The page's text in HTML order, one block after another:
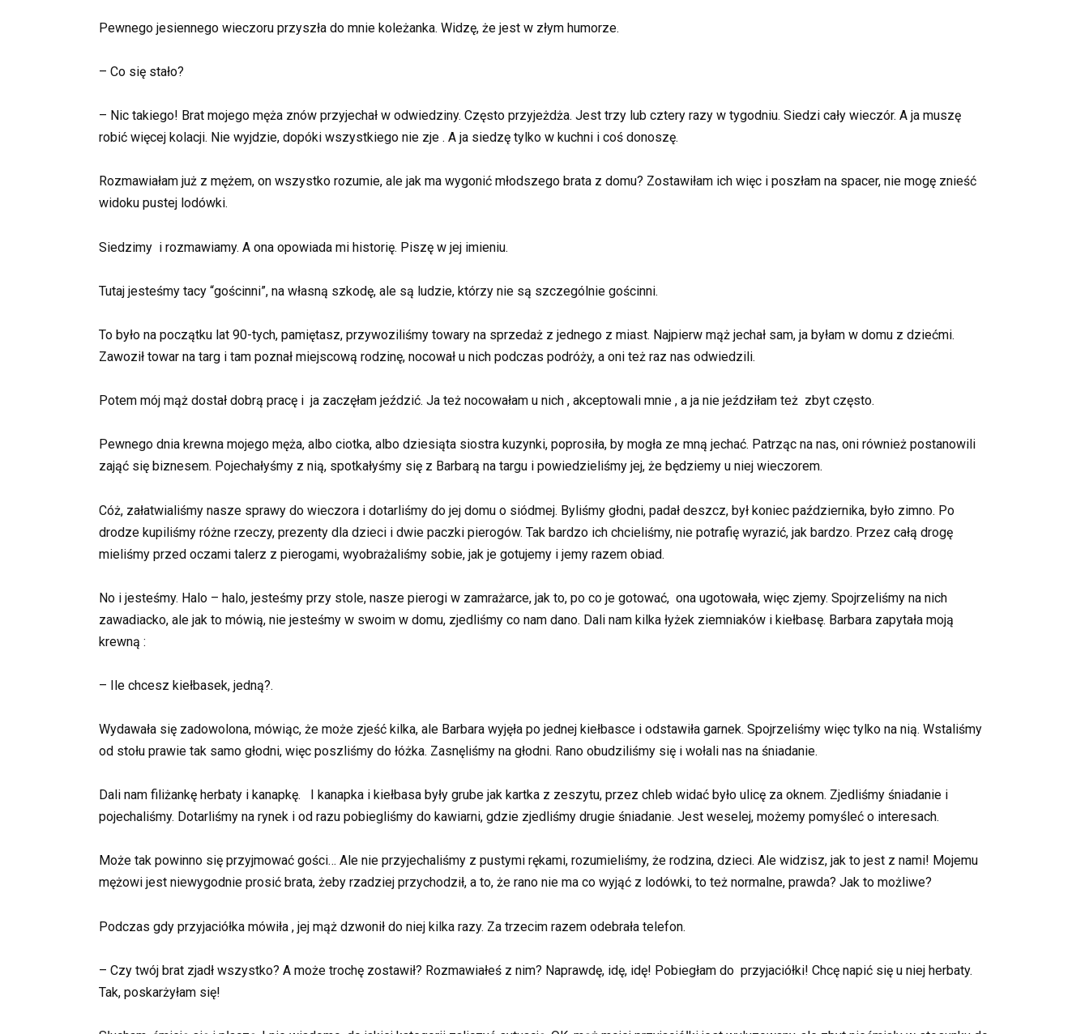
Pewnego jesiennego wieczoru przyszła do mnie koleżanka. Widzę, że jest w złym humorze.
– Co się stało?
– Nic takiego! Brat mojego męża znów przyjechał w odwiedziny. Często przyjeżdża. Jest trzy lub cztery razy w tygodniu. Siedzi cały wieczór. A ja muszę
robić więcej kolacji. Nie wyjdzie, dopóki wszystkiego nie zje . A ja siedzę tylko w kuchni i coś donoszę.
Rozmawiałam już z mężem, on wszystko rozumie, ale jak ma wygonić młodszego brata z domu? Zostawiłam ich więc i poszłam na spacer, nie mogę znieść
widoku pustej lodówki.
Siedzimy i rozmawiamy. A ona opowiada mi historię. Piszę w jej imieniu.
Tutaj jesteśmy tacy “gościnni”, na własną szkodę, ale są ludzie, którzy nie są szczególnie gościnni.
To było na początku lat 90-tych, pamiętasz, przywoziliśmy towary na sprzedaż z jednego z miast. Najpierw mąż jechał sam, ja byłam w domu z dziećmi.
Zawoził towar na targ i tam poznał miejscową rodzinę, nocował u nich podczas podróży, a oni też raz nas odwiedzili.
Potem mój mąż dostał dobrą pracę i ja zaczęłam jeździć. Ja też nocowałam u nich , akceptowali mnie , a ja nie jeździłam też zbyt często.
Pewnego dnia krewna mojego męża, albo ciotka, albo dziesiąta siostra kuzynki, poprosiła, by mogła ze mną jechać. Patrząc na nas, oni również postanowili
zająć się biznesem. Pojechałyśmy z nią, spotkałyśmy się z Barbarą na targu i powiedzieliśmy jej, że będziemy u niej wieczorem.
Cóż, załatwialiśmy nasze sprawy do wieczora i dotarliśmy do jej domu o siódmej. Byliśmy głodni, padał deszcz, był koniec października, było zimno. Po
drodze kupiliśmy różne rzeczy, prezenty dla dzieci i dwie paczki pierogów. Tak bardzo ich chcieliśmy, nie potrafię wyrazić, jak bardzo. Przez całą drogę
mieliśmy przed oczami talerz z pierogami, wyobrażaliśmy sobie, jak je gotujemy i jemy razem obiad.
No i jesteśmy. Halo – halo, jesteśmy przy stole, nasze pierogi w zamrażarce, jak to, po co je gotować, ona ugotowała, więc zjemy. Spojrzeliśmy na nich
zawadiacko, ale jak to mówią, nie jesteśmy w swoim w domu, zjedliśmy co nam dano. Dali nam kilka łyżek ziemniaków i kiełbasę. Barbara zapytała moją
krewną :
– Ile chcesz kiełbasek, jedną?.
Wydawała się zadowolona, mówiąc, że może zjeść kilka, ale Barbara wyjęła po jednej kiełbasce i odstawiła garnek. Spojrzeliśmy więc tylko na nią. Wstaliśmy
od stołu prawie tak samo głodni, więc poszliśmy do łóżka. Zasnęliśmy na głodni. Rano obudziliśmy się i wołali nas na śniadanie.
Dali nam filiżankę herbaty i kanapkę. I kanapka i kiełbasa były grube jak kartka z zeszytu, przez chleb widać było ulicę za oknem. Zjedliśmy śniadanie i
pojechaliśmy. Dotarliśmy na rynek i od razu pobiegliśmy do kawiarni, gdzie zjedliśmy drugie śniadanie. Jest weselej, możemy pomyśleć o interesach.
Może tak powinno się przyjmować gości… Ale nie przyjechaliśmy z pustymi rękami, rozumieliśmy, że rodzina, dzieci. Ale widzisz, jak to jest z nami! Mojemu
mężowi jest niewygodnie prosić brata, żeby rzadziej przychodził, a to, że rano nie ma co wyjąć z lodówki, to też normalne, prawda? Jak to możliwe?
Podczas gdy przyjaciółka mówiła , jej mąż dzwonił do niej kilka razy. Za trzecim razem odebrała telefon.
– Czy twój brat zjadł wszystko? A może trochę zostawił? Rozmawiałeś z nim? Naprawdę, idę, idę! Pobiegłam do przyjaciółki! Chcę napić się u niej herbaty.
Tak, poskarżyłam się!